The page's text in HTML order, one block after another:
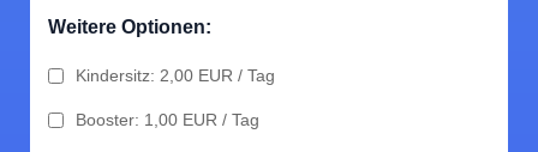
Weitere Optionen:
Kindersitz: 2,00 EUR / Tag
Booster: 1,00 EUR / Tag